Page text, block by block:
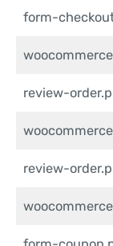
form-
review-
review-